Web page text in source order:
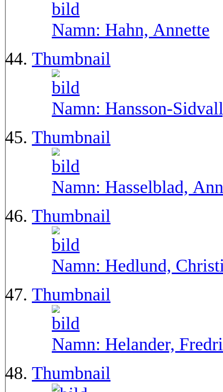
Namn: Hahn, Annette
Thumbnail
Namn: Hansson-
Thumbnail
Namn: Hasselblad,
Thumbnail
Namn: Hedlund,
Thumbnail
Namn: Helander,
Thumbnail